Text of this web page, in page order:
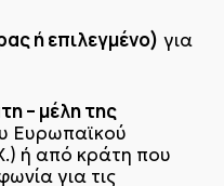
ή επιλεγμένο) για
– μέλη της
Ευρωπαϊκού
ή από κράτη που
για τις